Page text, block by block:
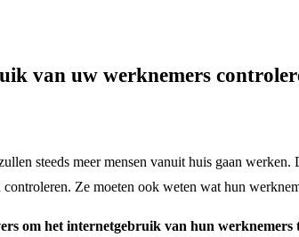
van uw werknemers
steeds meer mensen vanuit huis gaan
Ze moeten ook weten wat hun
om het internetgebruik van hun